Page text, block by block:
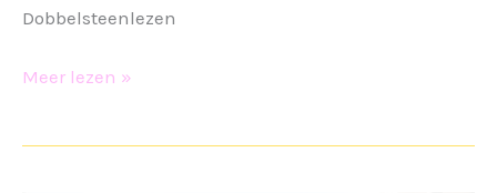
Dobbelsteenlezen
Leestas
Meer lezen »